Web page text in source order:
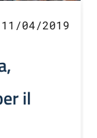
11/04/2019
il